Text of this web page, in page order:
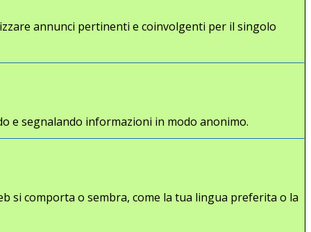
annunci pertinenti e coinvolgenti per il singolo
e segnalando informazioni in modo anonimo.
si comporta o sembra, come la tua lingua preferita o la